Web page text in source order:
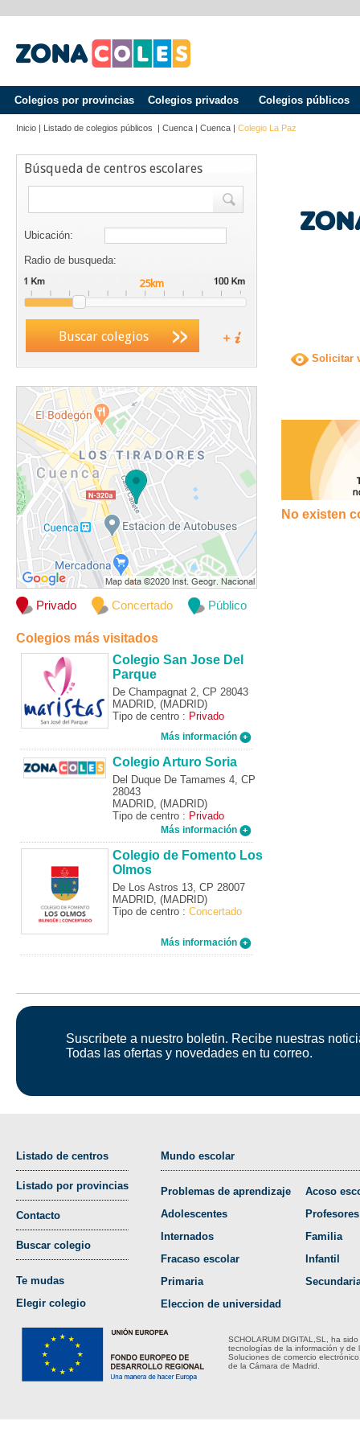
Colegios por provincias Colegios privados Colegios públicos
Inicio | Listado de colegios públicos | Cuenca | Cuenca | Colegio La Paz
Búsqueda de centros escolares
Ubicación:
Radio de busqueda:
Buscar colegios
Privado Concertado Público
Colegios más visitados
Colegio San Jose Del
Parque
De Champagnat 2, CP 28043
MADRID, (MADRID)
Tipo de centro : Privado
Más información
Colegio Arturo Soria
Del Duque De Tamames 4, CP
28043
MADRID, (MADRID)
Tipo de centro : Privado
Más información
Colegio de Fomento Los
Olmos
De Los Astros 13, CP 28007
MADRID, (MADRID)
Tipo de centro : Concertado
Más información
Solicitar
No existen
Suscribete a nuestro boletin. Recibe nuestras
Todas las ofertas y novedades en tu correo.
Listado de centros
Listado por provincias
Contacto
Buscar colegio
Te mudas
Elegir colegio
Mundo escolar
Problemas de aprendizaje
Adolescentes
Internados
Fracaso escolar
Primaria
Eleccion de universidad
Acoso
Profesores
Familia
Infantil
SCHOLARUM DIGITAL,SL, ha
tecnologías de la información y de
Soluciones de comercio
de la Cámara de Madrid.